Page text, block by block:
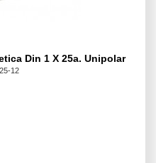
Din 1 X 25a. Unipolar
12